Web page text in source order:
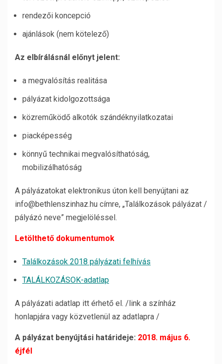
rendezői koncepció
ajánlások (nem kötelező)
Az elbírálásnál előnyt jelent:
a megvalósítás realitása
pályázat kidolgozottsága
közreműködő alkotók szándéknyilatkozatai
piacképesség
könnyű technikai megvalósíthatóság,
mobilizálhatóság
A pályázatokat elektronikus úton kell benyújtani az
info@bethlenszinhaz.hu címre, „Találkozások pályázat /
pályázó neve” megjelöléssel.
Letölthető dokumentumok
Találkozások 2018 pályázati felhívás
TALÁLKOZÁSOK-adatlap
A pályázati adatlap itt érhető el. /link a színház
honlapjára vagy közvetlenül az adatlapra /
A pályázat benyújtási határideje: 2018. május 6.
éjfél